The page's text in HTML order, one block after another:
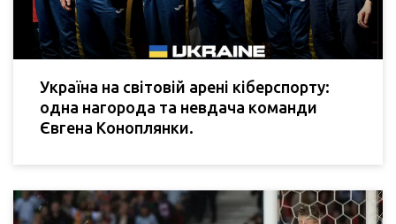
Україна на світовій арені кіберспорту:
одна нагорода та невдача команди
Євгена Коноплянки.